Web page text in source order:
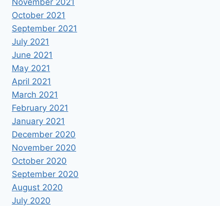
October 2021
September 2021
July 2021
June 2021
May 2021
April 2021
March 2021
February 2021
January 2021
December 2020
November 2020
October 2020
September 2020
August 2020
July 2020